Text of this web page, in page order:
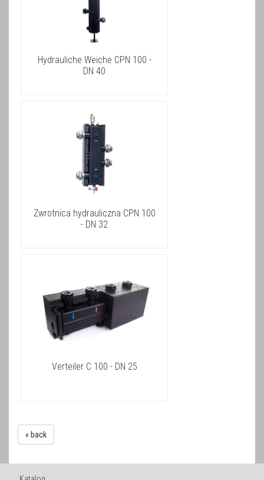
Hydrauliche Weiche CPN 100 -
DN 40
Zwrotnica hydrauliczna CPN 100
- DN 32
Verteiler C 100 - DN 25
« back